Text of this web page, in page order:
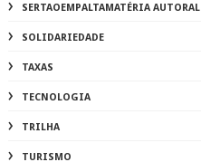
SERTAOEMPALTAMATÉRIA AUTORAL
SOLIDARIEDADE
TAXAS
TECNOLOGIA
TRILHA
TURISMO